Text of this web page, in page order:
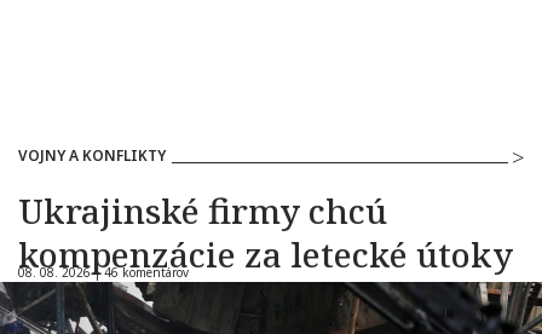
VOJNY A KONFLIKTY
Ukrajinské firmy chcú
kompenzácie za letecké útoky
08. 08. 2026 |46 komentárov